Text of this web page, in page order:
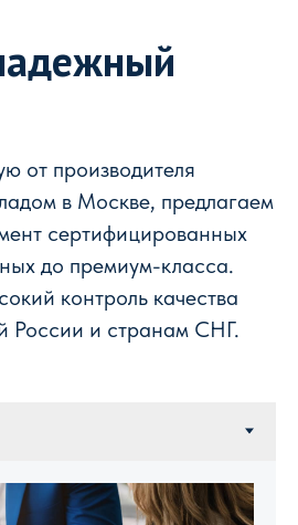
от производителя
в Москве, предлагаем
сертифицированных
до премиум-класса.
контроль качества
России и странам СНГ.